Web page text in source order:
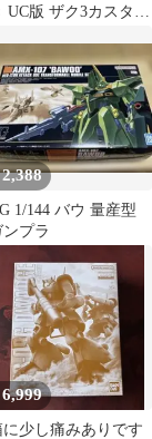
UC版 ザク3カスタム
2,388
1/144 バウ 量産型
ンプラ
6,999
に少し痛みありです